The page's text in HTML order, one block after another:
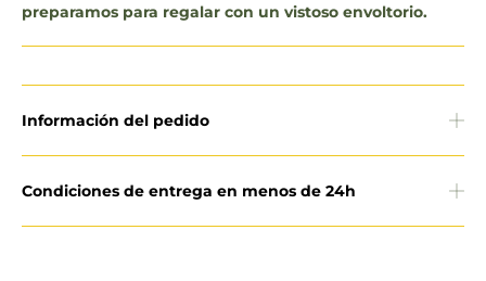
preparamos para regalar con un vistoso envoltorio.
Información del pedido
Condiciones de entrega en menos de 24h